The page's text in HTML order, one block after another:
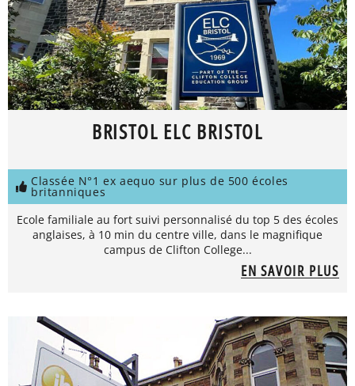
BRISTOL ELC BRISTOL
Classée N°1 ex aequo sur plus de 500 écoles
britanniques
Ecole familiale au fort suivi personnalisé du top 5 des écoles
anglaises, à 10 min du centre ville, dans le magnifique
campus de Clifton College...
EN SAVOIR PLUS